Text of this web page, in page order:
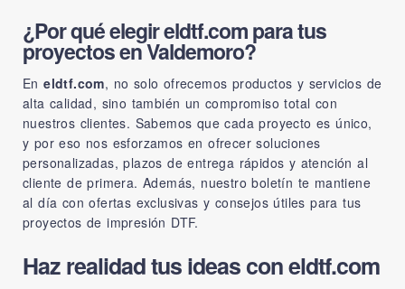
¿Por qué elegir eldtf.com para tus
proyectos en Valdemoro?
Eneldtf.com, no solo ofrecemos productos y servicios de
alta calidad, sino también un compromiso total con
nuestros clientes. Sabemos que cada proyecto es único,
y por eso nos esforzamos en ofrecer soluciones
personalizadas, plazos de entrega rápidos y atención al
cliente de primera. Además, nuestro boletín te mantiene
al día con ofertas exclusivas y consejos útiles para tus
proyectos de impresión DTF.
Haz realidad tus ideas con eldtf.com